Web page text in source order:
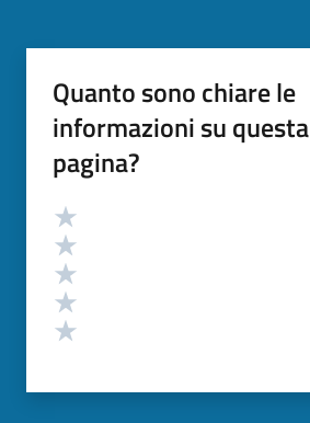
Quanto sono chiare le
informazioni su questa
pagina?
Valutazione